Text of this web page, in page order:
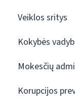
Veiklos sritys
Kokybės
Mokesčių
Korupcijos